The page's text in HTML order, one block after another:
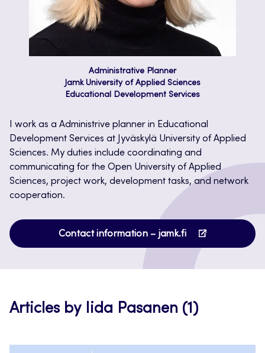
Administrative Planner
Jamk University of Applied Sciences
Educational Development Services
I work as a Administrive planner in Educational
Development Services at Jyväskylä University of Applied
Sciences. My duties include coordinating and
communicating for the Open University of Applied
Sciences, project work, development tasks, and network
cooperation.
Contact information – jamk.fi
Opens
in
Articles by Iida Pasanen (1)